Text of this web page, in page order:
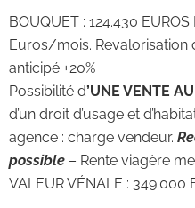
BOUQUET : 124.430 EUROS
Euros/mois. Revalorisation
anticipé +20%
Possibilité d’UNE VENTE
d’un droit d’usage et
agence : charge vendeur.
possible – Rente viagère
VALEUR VÉNALE : 349.000